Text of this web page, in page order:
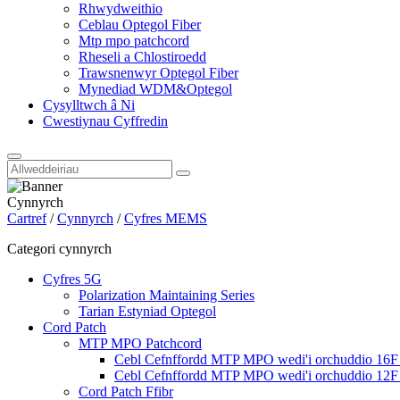
Rhwydweithio
Ceblau Optegol Fiber
Mtp mpo patchcord
Rheseli a Chlostiroedd
Trawsnenwyr Optegol Fiber
Mynediad WDM&Optegol
Cysylltwch â Ni
Cwestiynau Cyffredin
Cynnyrch
Cartref/Cynnyrch /Cyfres MEMS
Categori cynnyrch
Cyfres 5G
Polarization Maintaining Series
Tarian Estyniad Optegol
Cord Patch
MTP MPO Patchcord
Cebl Cefnffordd MTP MPO wedi'i orchuddio
Cebl Cefnffordd MTP MPO wedi'i orchuddio
Cord Patch Ffibr